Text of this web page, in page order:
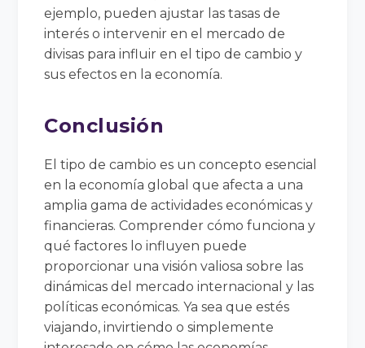
ejemplo, pueden ajustar las tasas de
interés o intervenir en el mercado de
divisas para influir en el tipo de cambio y
sus efectos en la economía.
Conclusión
El tipo de cambio es un concepto esencial
en la economía global que afecta a una
amplia gama de actividades económicas y
financieras. Comprender cómo funciona y
qué factores lo influyen puede
proporcionar una visión valiosa sobre las
dinámicas del mercado internacional y las
políticas económicas. Ya sea que estés
viajando, invirtiendo o simplemente